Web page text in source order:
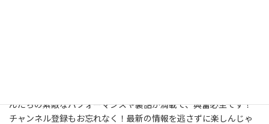
んたちの素敵なパフォーマンスや裏話が満載で、興奮必至です！
チャンネル登録もお忘れなく！最新の情報を逃さずに楽しんじゃ